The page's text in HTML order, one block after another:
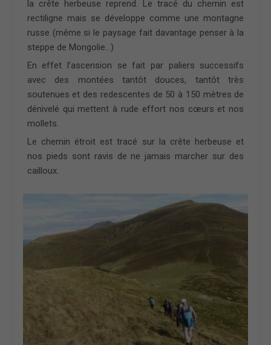
la crête herbeuse reprend. Le tracé du chemin est
rectiligne mais se développe comme une montagne
russe (même si le paysage fait davantage penser à la
steppe de Mongolie…)
En effet l’ascension se fait par paliers successifs
avec des montées tantôt douces, tantôt très
soutenues et des redescentes de 50 à 150 mètres de
dénivelé qui mettent à rude effort nos cœurs et nos
mollets.
Le chemin étroit est tracé sur la crête herbeuse et
nos pieds sont ravis de ne jamais marcher sur des
cailloux.